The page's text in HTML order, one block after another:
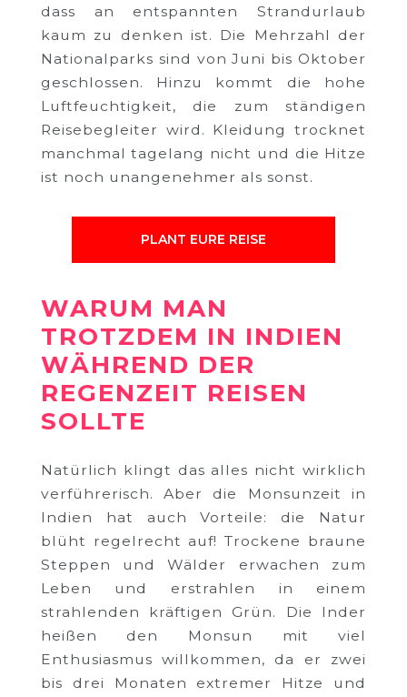
dass an entspannten Strandurlaub
kaum zu denken ist. Die Mehrzahl der
Nationalparks sind von Juni bis Oktober
geschlossen. Hinzu kommt die hohe
Luftfeuchtigkeit, die zum ständigen
Reisebegleiter wird. Kleidung trocknet
manchmal tagelang nicht und die Hitze
ist noch unangenehmer als sonst.
PLANT EURE REISE
WARUM MAN
TROTZDEM IN INDIEN
WÄHREND DER
REGENZEIT REISEN
SOLLTE
Natürlich klingt das alles nicht wirklich
verführerisch. Aber die Monsunzeit in
Indien hat auch Vorteile: die Natur
blüht regelrecht auf! Trockene braune
Steppen und Wälder erwachen zum
Leben und erstrahlen in einem
strahlenden kräftigen Grün. Die Inder
heißen den Monsun mit viel
Enthusiasmus willkommen, da er zwei
bis drei Monaten extremer Hitze und